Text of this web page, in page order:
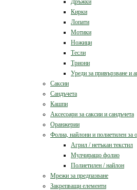
Дръжки
Кирки
Лопати
Мотики
Ножици
Тесли
Триони
Уреди за привързване и
Саксии
Сандъчета
Кашпи
Аксесоари за саксии и сандъчета
Оранжерии
Фолиа, найлони и полиетилен за
Агрил / нетъкан текстил
Мулчиращо фолио
Полиетилен / найлон
Мрежи за предпазване
Закрепващи елементи